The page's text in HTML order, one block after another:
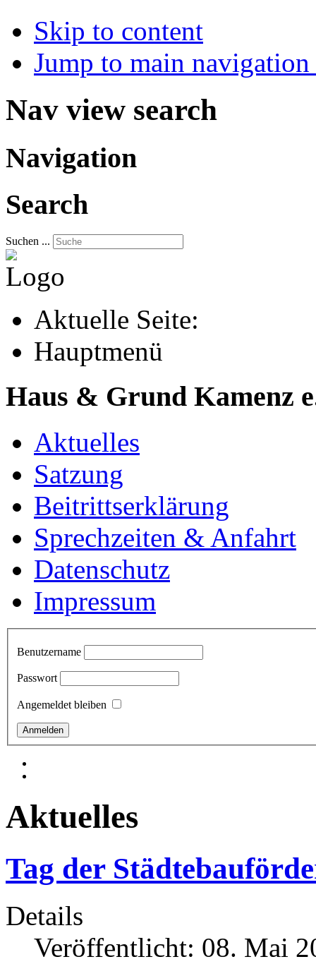
Skip to content
Jump to main
Nav view search
Navigation
Search
Suchen ...
Aktuelle Seite:
Hauptmenü
Haus & Grund Kamenz
Aktuelles
Satzung
Beitrittserklärung
Sprechzeiten & Anfahrt
Datenschutz
Impressum
Benutzername
Passwort
Angemeldet bleiben
Aktuelles
Tag der
Details
Veröffentlicht: 08. Mai